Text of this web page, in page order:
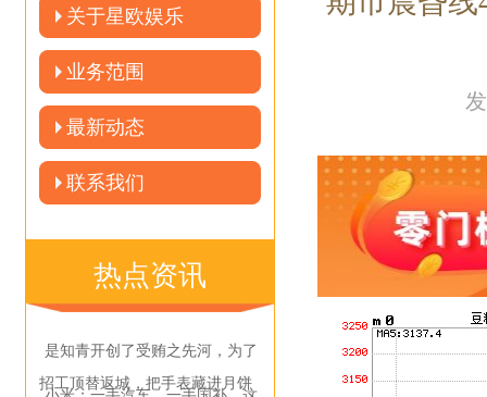
关于星欧娱乐
业务范围
最新动态
联系我们
热点资讯
是知青开创了受贿之先河，为了
招工顶替返城，把手表藏进月饼